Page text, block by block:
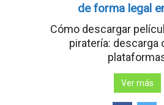
de forma legal
Cómo descargar
piratería: descarga
Ver más